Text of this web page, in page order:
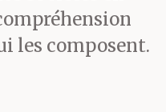
une
ils t’ont
les composent.